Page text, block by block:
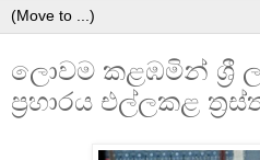
ලොවම කළඹමින් ශ්‍රී
ප්‍රහාරය එල්ලකළ